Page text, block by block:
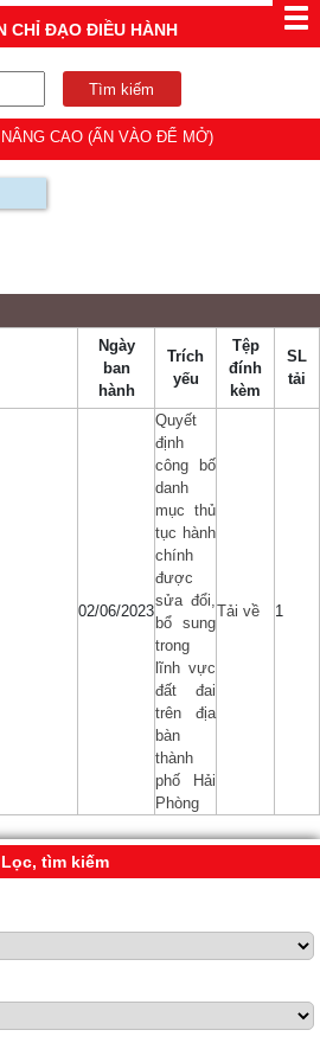
CHỈ ĐẠO ĐIỀU HÀNH
CAO (ẤN VÀO ĐỂ MỞ)
Ngày
ban
hành
Trích
yếu
Tệp
đính
kèm
SL
tải
02/06/2023
Quyết
định
công bố
danh
mục thủ
tục hành
chính
được
sửa đổi,
bổ sung
trong
lĩnh vực
đất đai
trên địa
bàn
thành
phố Hải
Phòng
Tải về 1
Lọc, tìm kiếm